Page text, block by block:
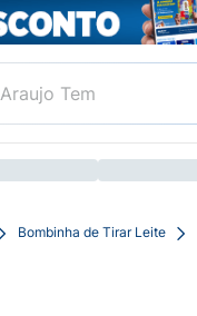
Bombinha de Tirar Leite